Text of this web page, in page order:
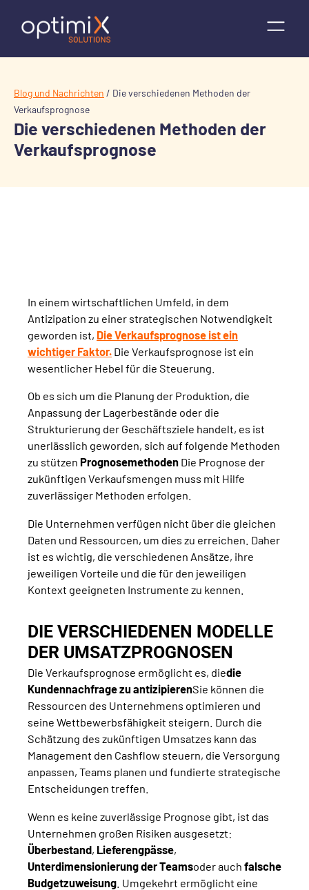
Blog und Nachrichten / Die verschiedenen Methoden der
Verkaufsprognose
Die verschiedenen Methoden der
Verkaufsprognose
In einem wirtschaftlichen Umfeld, in dem
Antizipation zu einer strategischen Notwendigkeit
geworden ist, Die Verkaufsprognose ist ein
wichtiger Faktor. Die Verkaufsprognose ist ein
wesentlicher Hebel für die Steuerung.
Ob es sich um die Planung der Produktion, die
Anpassung der Lagerbestände oder die
Strukturierung der Geschäftsziele handelt, es ist
unerlässlich geworden, sich auf folgende Methoden
zu stützen Prognosemethoden Die Prognose der
zukünftigen Verkaufsmengen muss mit Hilfe
zuverlässiger Methoden erfolgen.
Die Unternehmen verfügen nicht über die gleichen
Daten und Ressourcen, um dies zu erreichen. Daher
ist es wichtig, die verschiedenen Ansätze, ihre
jeweiligen Vorteile und die für den jeweiligen
Kontext geeigneten Instrumente zu kennen.
DIE VERSCHIEDENEN MODELLE
DER UMSATZPROGNOSEN
Die Verkaufsprognose ermöglicht es, diedie
Kundennachfrage zu antizipierenSie können die
Ressourcen des Unternehmens optimieren und
seine Wettbewerbsfähigkeit steigern. Durch die
Schätzung des zukünftigen Umsatzes kann das
Management den Cashflow steuern, die Versorgung
anpassen, Teams planen und fundierte strategische
Entscheidungen treffen.
Wenn es keine zuverlässige Prognose gibt, ist das
Unternehmen großen Risiken ausgesetzt:
Überbestand, Lieferengpässe,
Unterdimensionierung der Teamsoder auch falsche
Budgetzuweisung . Umgekehrt ermöglicht eine